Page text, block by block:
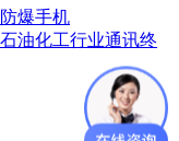
爆手机
油化工行业通讯终